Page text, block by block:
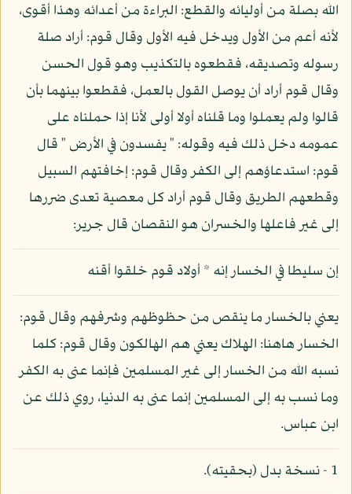
الله بصلة من أوليائه والقطع: البراءة من أعدائه وهذا أقوى،
لأنه أعم من الأول ويدخل فيه الأول وقال قوم: أراد صلة
رسوله وتصديقه، فقطعوه بالتكذيب وهو قول الحسن
وقال قوم أراد أن يوصل القول بالعمل، فقطعوا بينهما بأن
قالوا ولم يعملوا وما قلناه أولا أولى لأنا إذا حملناه على
عمومه دخل ذلك فيه وقوله: " يفسدون في الأرض " قال
قوم: استدعاؤهم إلى الكفر وقال قوم: إخافتهم السبيل
وقطعهم الطريق وقال قوم أراد كل معصية تعدى ضررها
إلى غير فاعلها والخسران هو النقصان قال جرير:
إن سليطا في الخسار إنه * أولاد قوم خلقوا أقنه
يعني بالخسار ما ينقص من حظوظهم وشرفهم وقال قوم:
الخسار هاهنا: الهلاك يعني هم الهالكون وقال قوم: كلما
نسبه الله من الخسار إلى غير المسلمين فإنما عنى به الكفر
وما نسب به إلى المسلمين إنما عنى به الدنيا، روي ذلك عن
ابن عباس.
1 - نسخة بدل (بحقيته).